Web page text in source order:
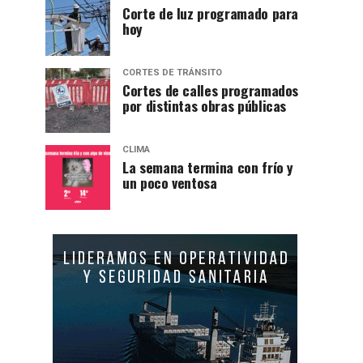
Corte de luz programado para
hoy
CORTES DE TRÁNSITO
Cortes de calles programados
por distintas obras públicas
CLIMA
La semana termina con frío y
un poco ventosa